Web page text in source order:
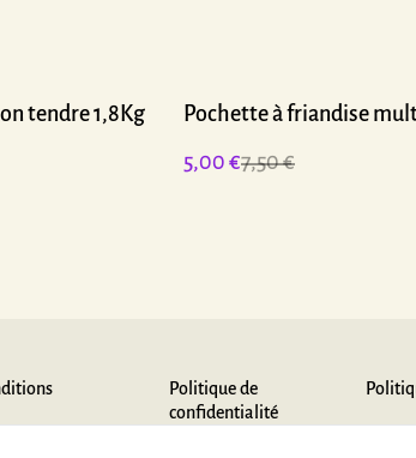
tendre 1,8Kg
%
Pochette à friandise
5,00 €7,50 €
Politique de
confidentialité